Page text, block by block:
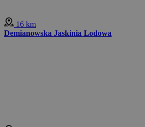
16 km
Demianowska Jaskinia Lodowa